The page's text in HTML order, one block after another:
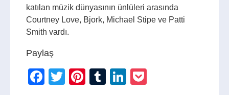
katılan müzik dünyasının ünlüleri arasında
Courtney Love, Bjork, Michael Stipe ve Patti
Smith vardı.
Paylaş
Facebook
TwitterPinterest
TumblrLinkedIn